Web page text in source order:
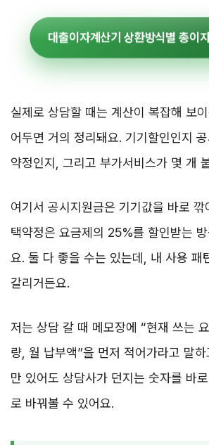
대출이자계산기 상환방식별 총이
실제로 상담할 때는 계산이 복잡해 보
어두면 거의 정리돼요. 기기할인인지
약정인지, 그리고 부가서비스가 몇 개
여기서 공시지원금은 기기값을 바로 깎
택약정은 요금제의 25%를 할인받는
요. 둘 다 좋을 수는 있는데, 내 사용 패
갈리거든요.
저는 상담 갈 때 메모장에 “현재 쓰는
량, 월 납부액”을 먼저 적어가라고 말
만 있어도 상담사가 던지는 숫자를 바
로 바꿔볼 수 있어요.